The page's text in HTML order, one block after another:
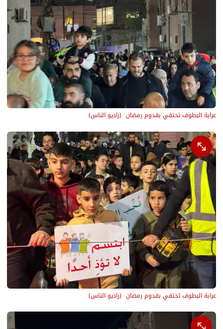
عرابة البطوف تحتفي بقدوم رمضان (راديو الناس)
عرابة البطوف تحتفي بقدوم رمضان (راديو الناس)